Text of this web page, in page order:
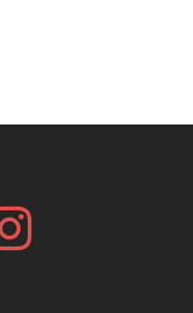
Instagram